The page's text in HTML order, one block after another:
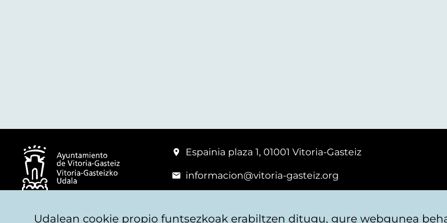
© Vitoria-Gasteizko Udala
Espainia plaza 1, 01001 Vitoria-Gasteiz
informacion@vitoria-gasteiz.org
Udalean cookie propio funtsezkoak erabiltzen ditugu, gure webgunea